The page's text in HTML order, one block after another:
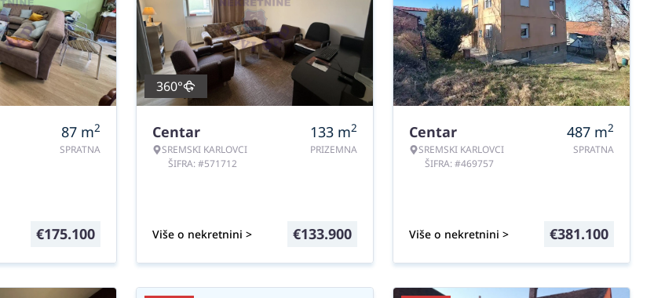
87 m2
SPRATNA
€175.100
360°
Centar
SREMSKI KARLOVCI
ŠIFRA: #571712
133 m2
PRIZEMNA
Više o nekretnini > €133.900
Centar
SREMSKI KARLOVCI
ŠIFRA: #469757
487 m2
SPRATNA
Više o nekretnini > €381.100